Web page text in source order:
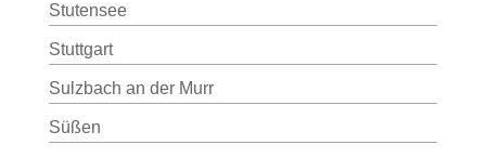
Stutensee
Stuttgart
Sulzbach an der Murr
Süßen